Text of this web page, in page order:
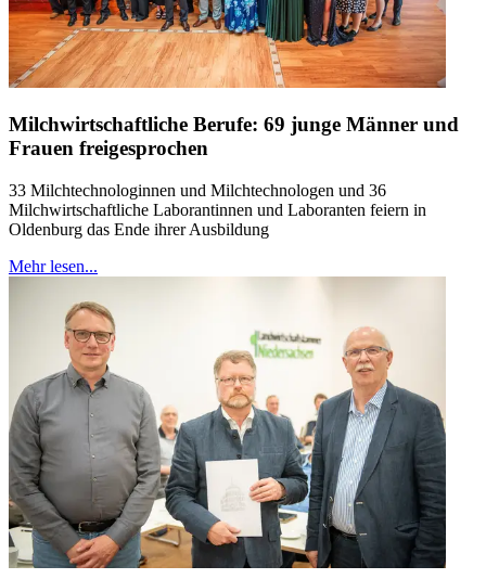
Milchwirtschaftliche Berufe: 69 junge Männer und
Frauen freigesprochen
33 Milchtechnologinnen und Milchtechnologen und 36
Milchwirtschaftliche Laborantinnen und Laboranten feiern in
Oldenburg das Ende ihrer Ausbildung
Mehr lesen...